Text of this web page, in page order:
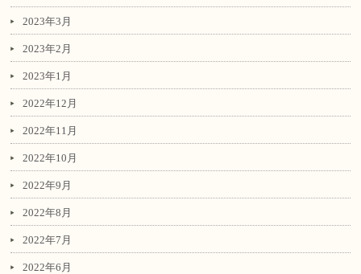
2023年3月
2023年2月
2023年1月
2022年12月
2022年11月
2022年10月
2022年9月
2022年8月
2022年7月
2022年6月